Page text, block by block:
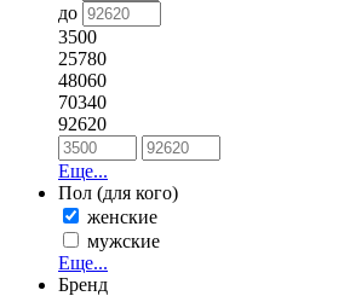
до
3500
25780
48060
70340
92620
Еще...
Пол (для кого)
женские
мужские
Еще...
Бренд